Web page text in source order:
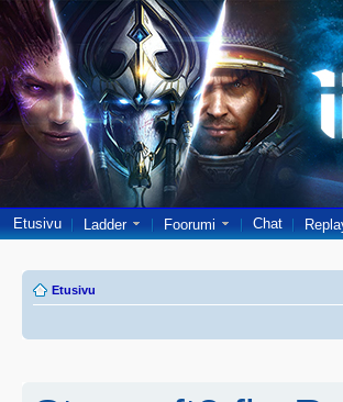
Etusivu Ladder Foorumi Chat
Etusivu